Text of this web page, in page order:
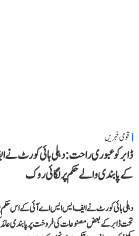
قومی خبریں
ڈابر کو عبوری راحت: دہلی ہائی کورٹ
کے پابندی والے حکم پر لگائی روک
دہلی ہائی کورٹ نے ایف ایس ایس اے آئی کے اس
تحت ڈابر کے بعض مصنوعات کی فروخت پر پابندی